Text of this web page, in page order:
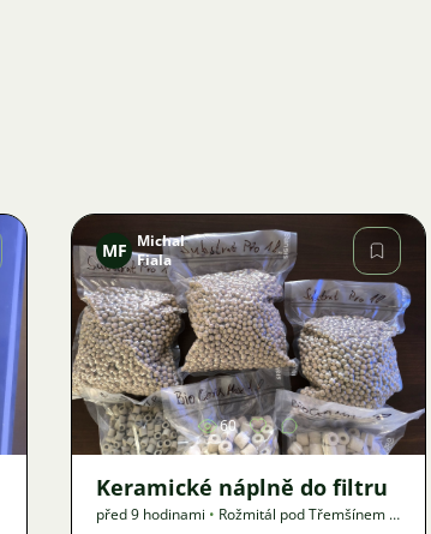
Obrázek
MF Michal
Fiala
60
Keramické náplně do filtru
před 9 hodinami • Rožmitál pod Třemšínem ,